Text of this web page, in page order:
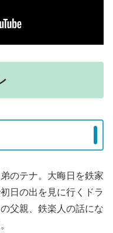
のテナ。大晦日を鉄家
日の出を見に行くドラ
父親、鉄楽人の話にな